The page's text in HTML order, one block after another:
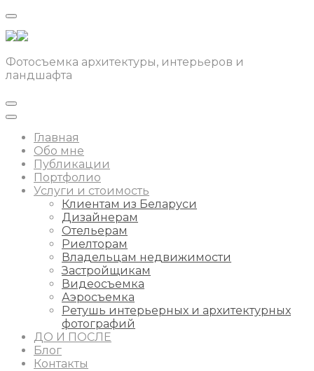
Фотосъемка архитектуры, интерьеров и
ландшафта
Главная
Обо мне
Публикации
Портфолио
Услуги и стоимость
Клиентам из Беларуси
Дизайнерам
Отельерам
Риелторам
Владельцам недвижимости
Застройщикам
Видеосъемка
Аэросъемка
Ретушь интерьерных и архитектурных
фотографий
ДО И ПОСЛЕ
Блог
Контакты